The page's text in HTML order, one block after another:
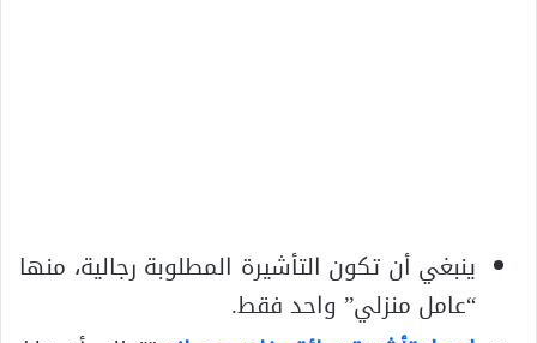
ينبغي أن تكون التأشيرة المطلوبة رجالية، منها
“عامل منزلي” واحد فقط.